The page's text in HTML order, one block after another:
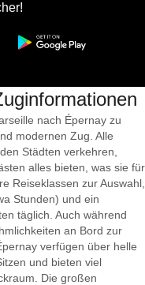
nach Épernay zu
modernen Zug. Alle
Städten verkehren,
alles bieten, was sie für
Reiseklassen zur Auswahl,
Stunden) und ein
täglich. Auch während
an Bord zur
verfügen über helle
und bieten viel
Die großen